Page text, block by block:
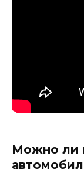
Можно ли